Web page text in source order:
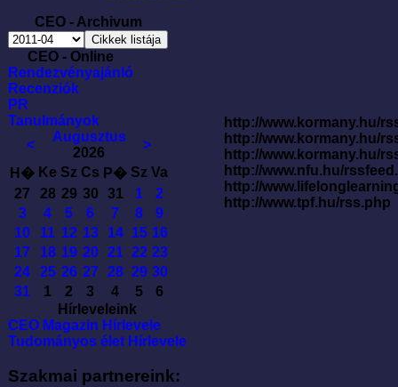
CEO - Archivum
CEO - Online
Rendezvényajánló
Recenziók
PR
Tanulmányok
<
Augusztus
2026
>
H� Ke Sz Cs P� Sz Va
27
28 29 30 31 1
2
3
4 5 6 7 8
9
10
11 12 13 14 15 16
17
18 19 20 21 22 23
24
25 26 27 28 29 30
31
1 2 3 4 5
6
Hírleveleink
CEO Magazin Hírlevele
Tudományos élet Hírlevele
Szakmai partnereink:
http://www.kormany.hu/
http://www.kormany.hu/
http://www.kormany.hu/
http://www.nfu.hu/
http://
http://www.tpf.hu/rss.php